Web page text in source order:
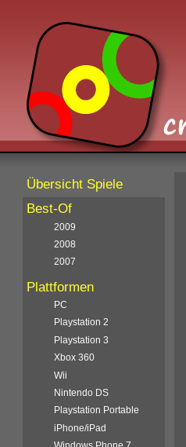
Übersicht Spiele
Best-Of
2009
2008
2007
Plattformen
PC
Playstation 2
Playstation 3
Xbox 360
Wii
Nintendo DS
Playstation Portable
iPhone/iPad